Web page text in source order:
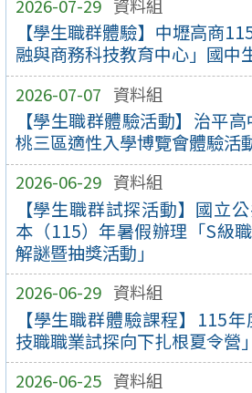
2026-07-29 資料組
【學生職群體驗】中壢高商
融與商務科技教育中心」國中
2026-07-07 資料組
【學生職群體驗活動】治平
桃三區適性入學博覽會體驗活
2026-06-29 資料組
【學生職群試探活動】國立
本（115）年暑假辦理「S級
解謎暨抽獎活動」
2026-06-29 資料組
【學生職群體驗課程】115
技職職業試探向下扎根夏令營
2026-06-25 資料組